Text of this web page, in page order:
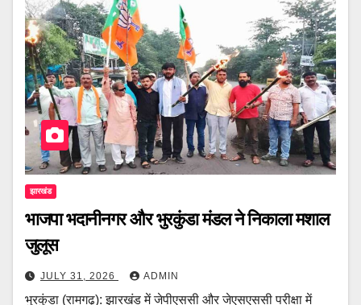
झारखंड
भाजपा भदानीनगर और भुरकुंडा मंडल ने निकाला मशाल
जुलूस
JULY 31, 2026 ADMIN
भुरकुंडा (रामगढ़): झारखंड में जेपीएससी और जेएसएससी परीक्षा में